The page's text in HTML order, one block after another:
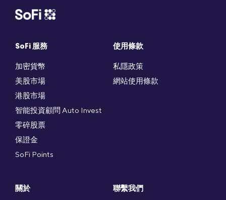
SoFi 服務
加密貨幣
美股市場
港股市場
智能投資顧問 Auto Invest
零碎股票
保證金
SoFi Points
使用條款
私隱政策
網站使用條款
關於 聯繫我們